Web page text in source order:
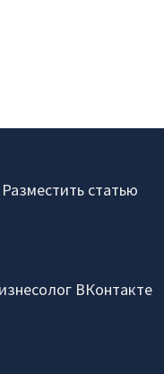
Разместить статью